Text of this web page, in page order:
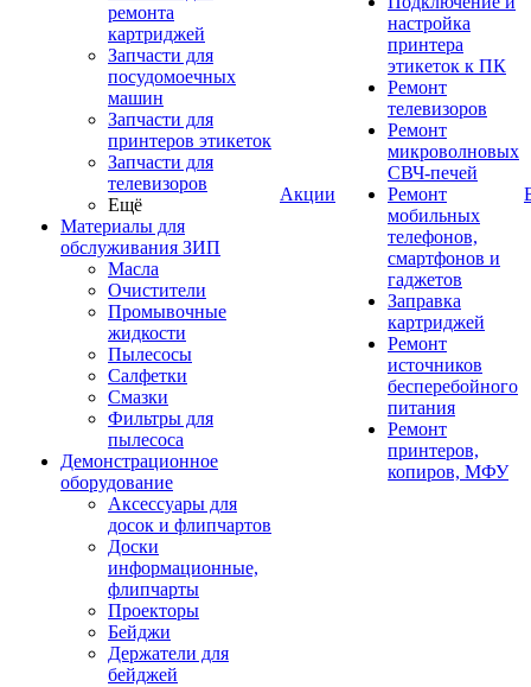
ремонта
картриджей
Запчасти для
посудомоечных
машин
Запчасти для
принтеров этикеток
Запчасти для
телевизоров
Ещё
Материалы для
обслуживания ЗИП
Масла
Очистители
Промывочные
жидкости
Пылесосы
Салфетки
Смазки
Фильтры для
пылесоса
Демонстрационное
оборудование
Аксессуары для
досок и флипчартов
Доски
информационные,
флипчарты
Проекторы
Бейджи
Держатели для
бейджей
Акции
настройка
принтера
этикеток к ПК
Ремонт
телевизоров
Ремонт
микроволновых
СВЧ-печей
Ремонт
мобильных
телефонов,
смартфонов и
гаджетов
Заправка
картриджей
Ремонт
источников
бесперебойного
питания
Ремонт
принтеров,
копиров, МФУ